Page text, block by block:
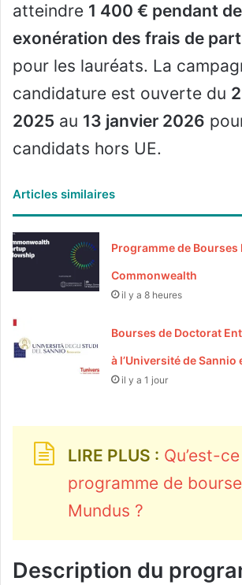
atteindre 1 400 € pendant
exonération des frais de
pour les lauréats. La
candidature est ouverte du
2025 au 13 janvier 2026
candidats hors UE.
Articles similaires
Programme de
Commonwealth
il y a 8 heures
Bourses de Doctorat
à l’Université de Sannio
il y a 1 jour
LIRE PLUS : Qu’est-
programme de
Mundus ?
Description du